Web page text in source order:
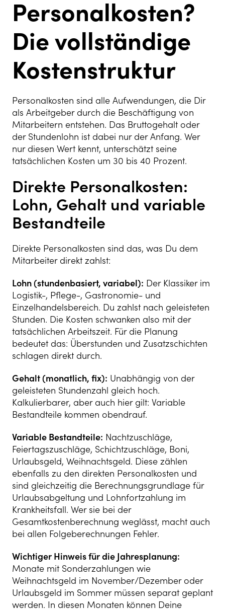
Personalkosten?
Die vollständige
Kostenstruktur
Personalkosten sind alle Aufwendungen, die Dir
als Arbeitgeber durch die Beschäftigung von
Mitarbeitern entstehen. Das Bruttogehalt oder
der Stundenlohn ist dabei nur der Anfang. Wer
nur diesen Wert kennt, unterschätzt seine
tatsächlichen Kosten um 30 bis 40 Prozent.
Direkte Personalkosten:
Lohn, Gehalt und variable
Bestandteile
Direkte Personalkosten sind das, was Du dem
Mitarbeiter direkt zahlst:
Lohn (stundenbasiert, variabel): Der Klassiker im
Logistik-, Pflege-, Gastronomie- und
Einzelhandelsbereich. Du zahlst nach geleisteten
Stunden. Die Kosten schwanken also mit der
tatsächlichen Arbeitszeit. Für die Planung
bedeutet das: Überstunden und Zusatzschichten
schlagen direkt durch.
Gehalt (monatlich, fix): Unabhängig von der
geleisteten Stundenzahl gleich hoch.
Kalkulierbarer, aber auch hier gilt: Variable
Bestandteile kommen obendrauf.
Variable Bestandteile: Nachtzuschläge,
Feiertagszuschläge, Schichtzuschläge, Boni,
Urlaubsgeld, Weihnachtsgeld. Diese zählen
ebenfalls zu den direkten Personalkosten und
sind gleichzeitig die Berechnungsgrundlage für
Urlaubsabgeltung und Lohnfortzahlung im
Krankheitsfall. Wer sie bei der
Gesamtkostenberechnung weglässt, macht auch
bei allen Folgeberechnungen Fehler.
Wichtiger Hinweis für die Jahresplanung:
Monate mit Sonderzahlungen wie
Weihnachtsgeld im November/Dezember oder
Urlaubsgeld im Sommer müssen separat geplant
werden. In diesen Monaten können Deine